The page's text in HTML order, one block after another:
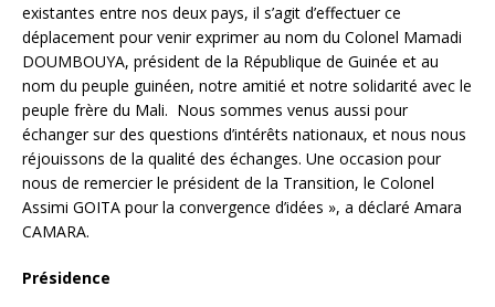
existantes entre nos deux pays, il s’agit d’effectuer ce
déplacement pour venir exprimer au nom du Colonel Mamadi
DOUMBOUYA, président de la République de Guinée et au
nom du peuple guinéen, notre amitié et notre solidarité avec le
peuple frère du Mali. Nous sommes venus aussi pour
échanger sur des questions d’intérêts nationaux, et nous nous
réjouissons de la qualité des échanges. Une occasion pour
nous de remercier le président de la Transition, le Colonel
Assimi GOITA pour la convergence d’idées », a déclaré Amara
CAMARA.
Présidence